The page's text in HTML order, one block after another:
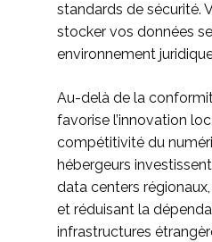
standards de sécurité.
stocker vos données
environnement
Au-delà de la
favorise l’innovation
compétitivité du
hébergeurs
data centers
et réduisant la
infrastructures